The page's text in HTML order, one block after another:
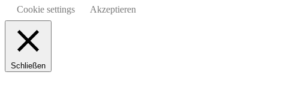
Cookie settings
Akzeptieren
Schließen